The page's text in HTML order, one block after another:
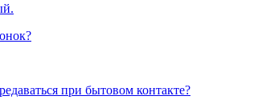
при бытовом контакте?